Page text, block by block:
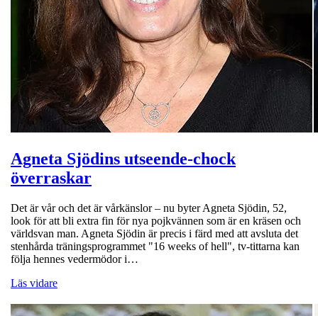
Agneta Sjödins utseende-chock
överraskar
Det är vår och det är vårkänslor – nu byter Agneta Sjödin, 52,
look för att bli extra fin för nya pojkvännen som är en kräsen och
världsvan man. Agneta Sjödin är precis i färd med att avsluta det
stenhårda träningsprogrammet "16 weeks of hell", tv-tittarna kan
följa hennes vedermödor i…
Läs vidare